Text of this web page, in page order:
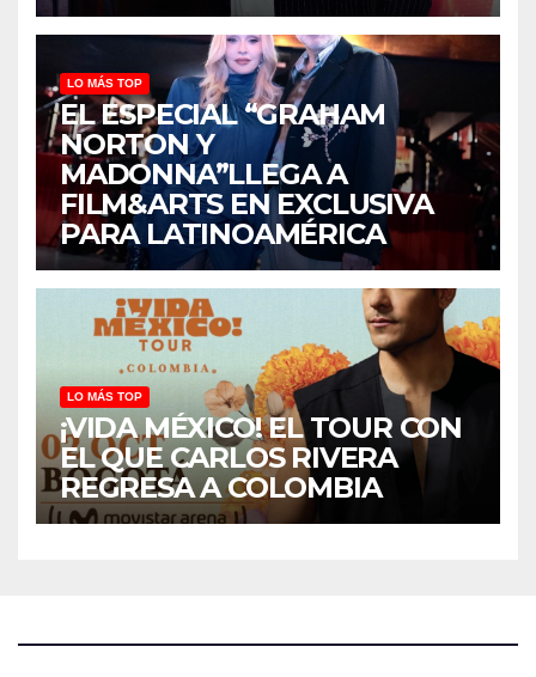
LO MÁS TOP
EL ESPECIAL “GRAHAM
NORTON Y
MADONNA”LLEGA A
FILM&ARTS EN EXCLUSIVA
PARA LATINOAMÉRICA
LO MÁS TOP
¡VIDA MÉXICO! EL TOUR CON
EL QUE CARLOS RIVERA
REGRESA A COLOMBIA